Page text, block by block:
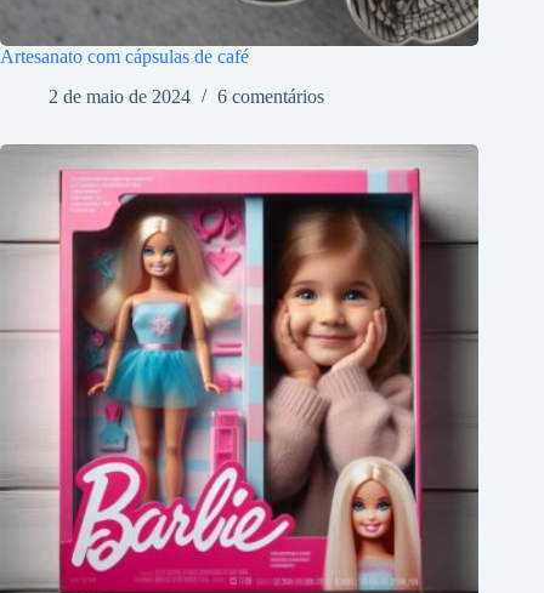
Artesanato com cápsulas de café
2 de maio de 2024
6 comentários